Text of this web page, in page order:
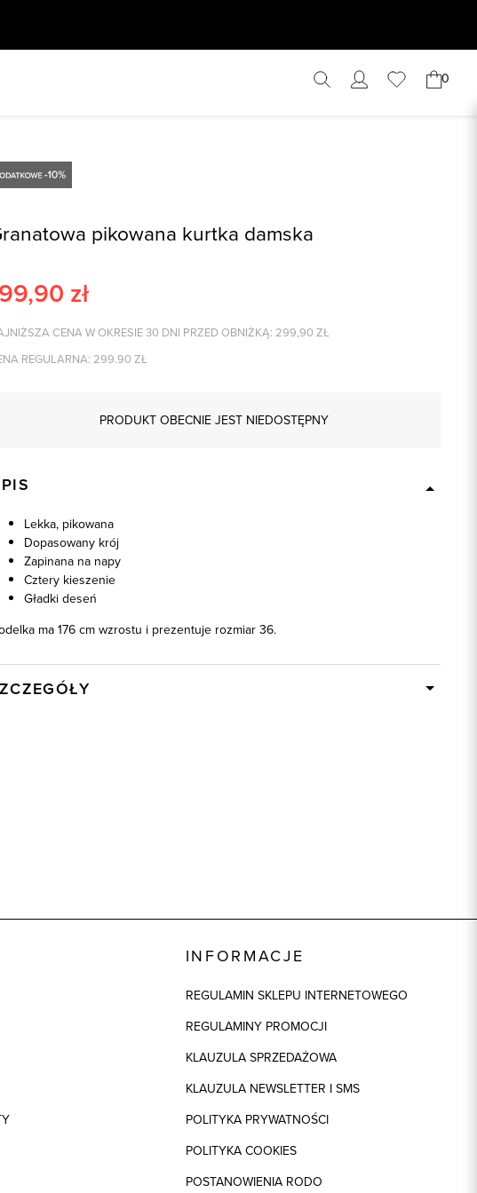
0
pikowana kurtka damska
zł
CENA W OKRESIE 30 DNI PRZED OBNIŻKĄ: 299,90 ZŁ
REGULARNA: 299.90 ZŁ
PRODUKT OBECNIE JEST NIEDOSTĘPNY
Lekka, pikowana
Dopasowany krój
Zapinana na napy
Cztery kieszenie
Gładki deseń
ma 176 cm wzrostu i prezentuje rozmiar 36.
INFORMACJE
REGULAMIN SKLEPU INTERNETOWEGO
REGULAMINY PROMOCJI
KLAUZULA SPRZEDAŻOWA
KLAUZULA NEWSLETTER I SMS
POLITYKA PRYWATNOŚCI
POLITYKA COOKIES
POSTANOWIENIA RODO